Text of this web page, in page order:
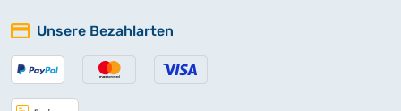
Unsere Bezahlarten